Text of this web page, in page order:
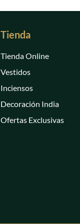
Tienda
Tienda Online
Vestidos
Inciensos
Decoración India
Ofertas Exclusivas